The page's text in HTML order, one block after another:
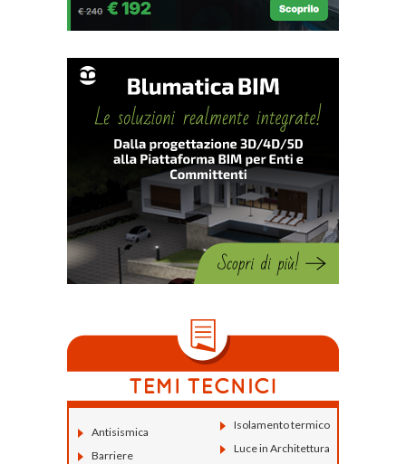
Antisismica
Barriere
Isolamento termico
Luce in Architettura